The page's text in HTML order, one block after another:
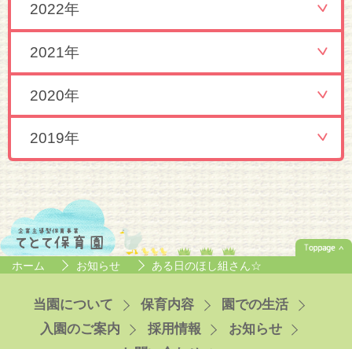
2022年
2021年
2020年
2019年
ホーム お知らせ ある日のほし組さん☆
当園について 保育内容
園での生活
入園のご案内
採用情報
お知らせ